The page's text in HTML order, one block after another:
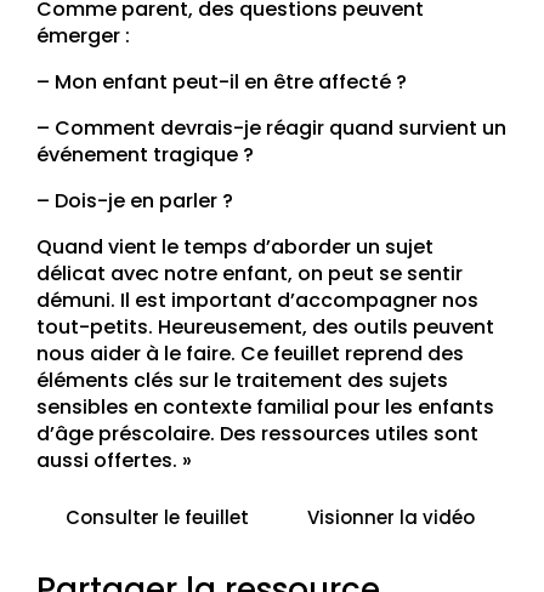
Comme parent, des questions peuvent
émerger :
– Mon enfant peut-il en être affecté ?
– Comment devrais-je réagir quand survient un
événement tragique ?
– Dois-je en parler ?
Quand vient le temps d’aborder un sujet
délicat avec notre enfant, on peut se sentir
démuni. Il est important d’accompagner nos
tout-petits. Heureusement, des outils peuvent
nous aider à le faire. Ce feuillet reprend des
éléments clés sur le traitement des sujets
sensibles en contexte familial pour les enfants
d’âge préscolaire. Des ressources utiles sont
aussi offertes. »
Consulter le feuillet Visionner la vidéo